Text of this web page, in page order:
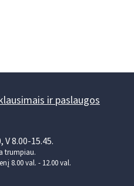
ir paslaugos
8.00-15.45.
trumpiau.
8.00 val. - 12.00 val.